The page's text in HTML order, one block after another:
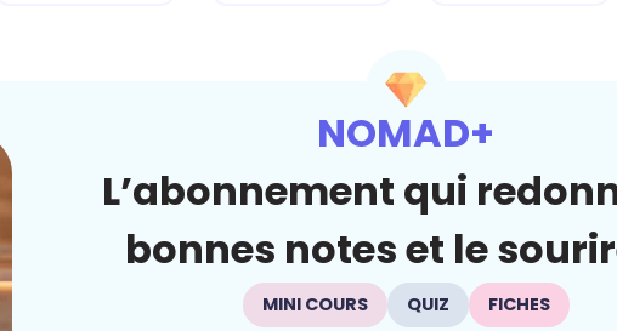
NOMAD+
L’abonnement qui
bonnes notes et le
MINI COURS QUIZ FICHES